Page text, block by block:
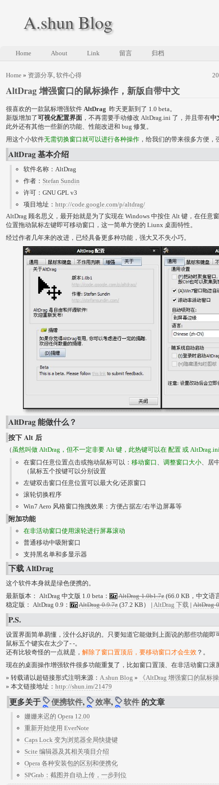
A.shun Blog
Home About Link 留言 归档
Home » 资源分享, 软件心得
AltDrag 增强窗口的鼠标操作，新版自带中文
很喜欢的一款鼠标增强软件 AltDrag 昨天更新到了 1.0 beta。
新版增加了可视化配置界面 ，不再需要手动修改 AltDrag.ini 了，并且带有中
此外还有其他一些新的功能、性能改进和 bug 修复。
用这个小软件无需切换窗口就可以进行各种操作 ，给我们的带来很多方便，
AltDrag 基本介绍
软件名称：AltDrag
作者： Stefan Sundin
许可：GNU GPL v3
项目地址： http://code.google.com/p/altdrag/
AltDrag 顾名思义，最开始就是为了实现在 Windows 中按住 Alt 键，在任意
位置拖动鼠标左键即可移动窗口，这一简单方便的 Liunx 桌面特性。
经过作者几年来的改进，已经具备更多种功能，强大又不失小巧。
AltDrag 能做什么？
按下 Alt 后
（虽然叫做 AltDrag，但不一定非要 Alt 键，此热键可以在 配置 或
在窗口任意位置点击或拖动鼠标可以： 移动窗口 、 调整窗口大小、居
（鼠标五个按键可以分别设置
左键双击窗口任意位置可以最大化/还原窗口
滚轮切换程序
Win7 Aero 风格窗口拖拽效果：方便占据左/右半边屏幕等
附加功能
在非活动窗口使用滚轮进行屏幕滚动
普通移动中吸附窗口
支持黑名单和多显示器
下载 AltDrag
这个软件本身就是绿色便携的。
最新版本： AltDrag 中文版 1.0 beta：
AltDrag-1.0b1.7z (66.0 KB，中文语
稳定版： AltDrag 0.9：
AltDrag-0.9.7z (37.2 KB） | AltDrag 下载 | AltDrag-
P.S.
设置界面简单易懂，没什么好说的。只要知道它能做到上面说的那些功能即
鼠标五个键实在太少了- -。
还有比较奇怪的一点就是， 解除了窗口置顶后，要移动窗口才会生效 ？。
现在的桌面操作增强软件很多功能重复了，比如窗口置顶、在非活动窗口滚
» 转载请以超链接形式注明来源： A.shun Blog »
《AltDrag 增强窗口的鼠标
» 本文链接地址： http://shun.im/21479
更多关于 便携软件, 效率, 软件 的文章
姗姗来迟的 Opera 12.00
重新开始使用 EverNote
Caps Lock 变为浏览器全局快捷键
Scite 编辑器及其相关项目介绍
Opera 各种安装包的区别和便携化
SPGrab：截图并自动上传，一步到位